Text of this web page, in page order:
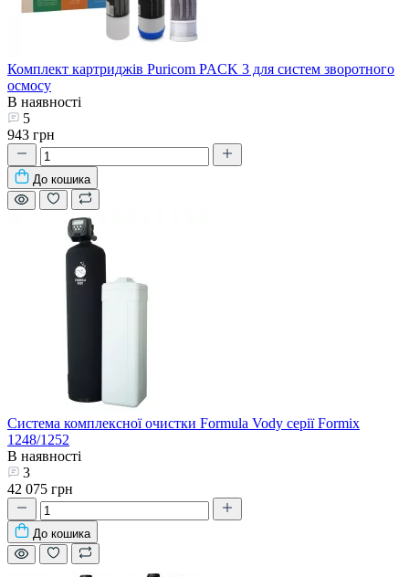
Комплект картриджів Puricom PACK 3 для систем зворотного
осмосу
В наявності
5
943 грн
До кошика
Система комплексної очистки Formula Vody серії Formix
1248/1252
В наявності
3
42 075 грн
До кошика